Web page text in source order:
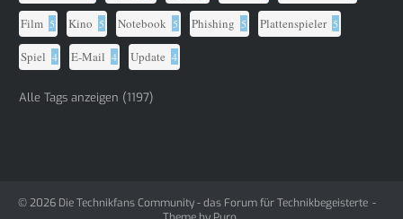
Film 5 Kino 5 Notebook 5 Phishing 5 Plattenspieler 5
Spiel 4 E-Mail 4 Update 4
Alle Tags anzeigen (1197)
© 2026 Die Technikfans Community - das Forum für Technikbegeisterte